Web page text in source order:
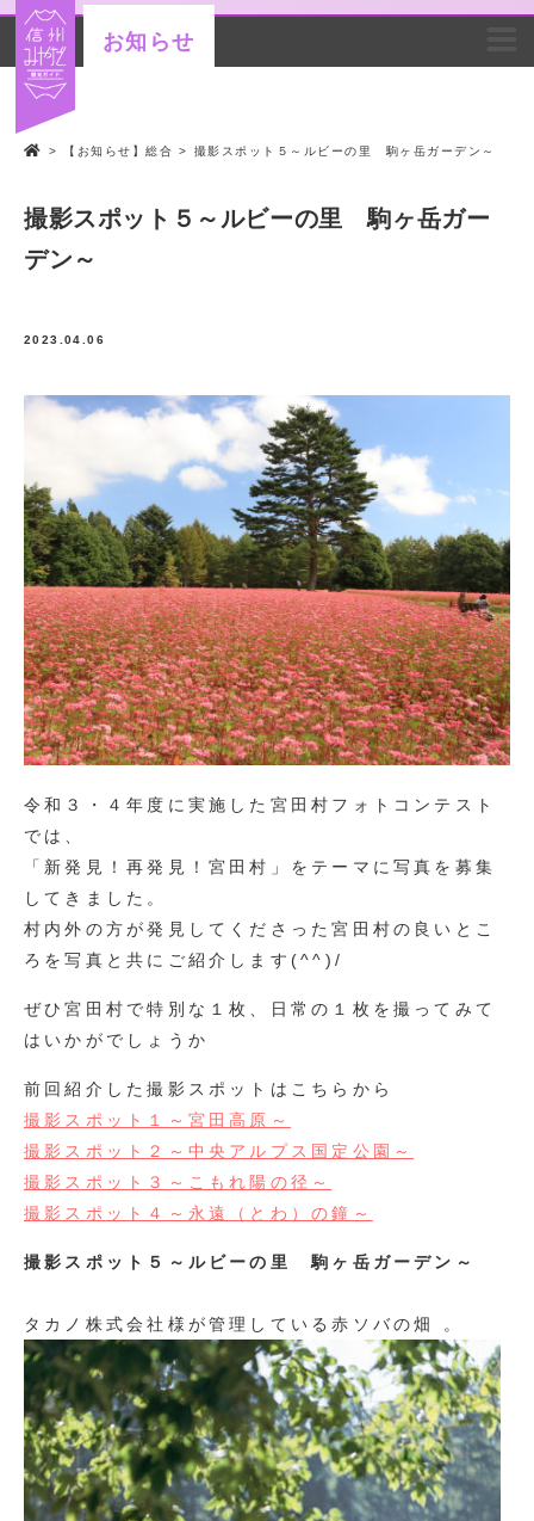
お知らせ
> 【お知らせ】総合 > 撮影スポット５～ルビーの里 駒ヶ岳ガーデン～
撮影スポット５～ルビーの里 駒ヶ岳ガー
デン～
2023.04.06
令和３・４年度に実施した宮田村フォトコンテスト
では、
「新発見！再発見！宮田村」をテーマに写真を募集
してきました。
村内外の方が発見してくださった宮田村の良いとこ
ろを写真と共にご紹介します(^^)/
ぜひ宮田村で特別な１枚、日常の１枚を撮ってみて
はいかがでしょうか
前回紹介した撮影スポットはこちらから
撮影スポット１～宮田高原～
撮影スポット２～中央アルプス国定公園～
撮影スポット３～こもれ陽の径～
撮影スポット４～永遠（とわ）の鐘～
撮影スポット５～ルビーの里 駒ヶ岳ガーデン～
タカノ株式会社様が管理している赤ソバの畑 。